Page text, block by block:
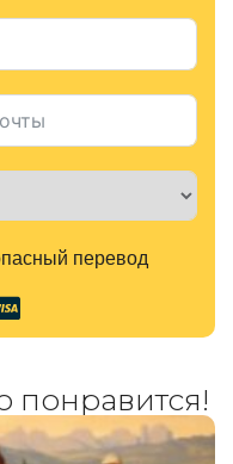
перевод
понравится!